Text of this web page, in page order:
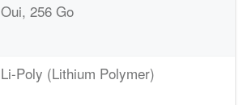
Oui, 256 Go
Li-Poly (Lithium Polymer)